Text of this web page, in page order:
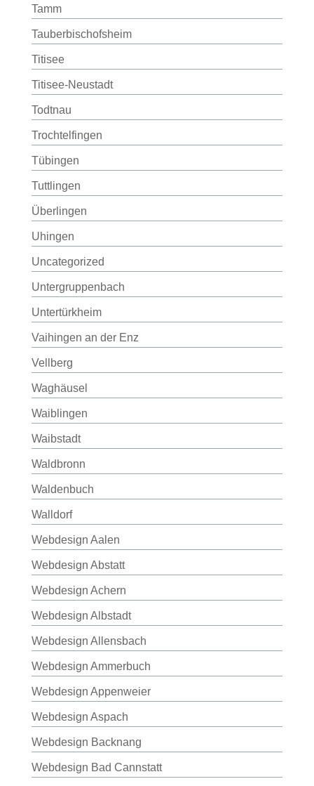
Tamm
Tauberbischofsheim
Titisee
Titisee-Neustadt
Todtnau
Trochtelfingen
Tübingen
Tuttlingen
Überlingen
Uhingen
Uncategorized
Untergruppenbach
Untertürkheim
Vaihingen an der Enz
Vellberg
Waghäusel
Waiblingen
Waibstadt
Waldbronn
Waldenbuch
Walldorf
Webdesign Aalen
Webdesign Abstatt
Webdesign Achern
Webdesign Albstadt
Webdesign Allensbach
Webdesign Ammerbuch
Webdesign Appenweier
Webdesign Aspach
Webdesign Backnang
Webdesign Bad Cannstatt